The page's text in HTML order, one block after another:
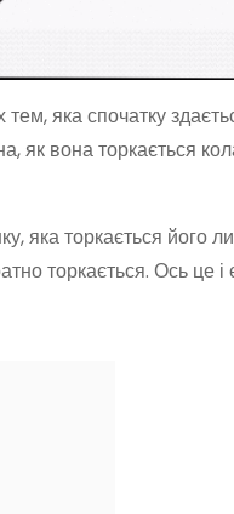
яка спочатку
як вона торкається
яка торкається його
торкається. Ось це